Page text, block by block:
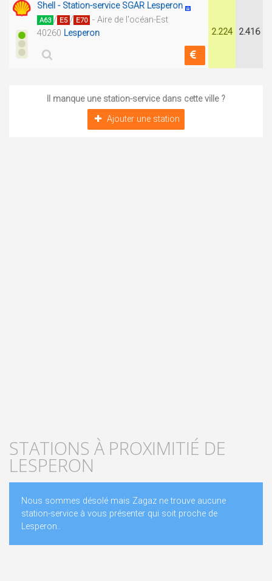
Shell - Station-service SGAR Lesperon
A63 / E5 / E70 - Aire de l'océan-Est
40260 Lesperon 2.224 2.416
Il manque une station-service dans cette ville ?
Ajouter une station
STATIONS À PROXIMITIÉ DE
LESPERON
Nous sommes désolé mais Zagaz ne trouve aucune
station-service à vous présenter qui soit proche de
Lesperon..